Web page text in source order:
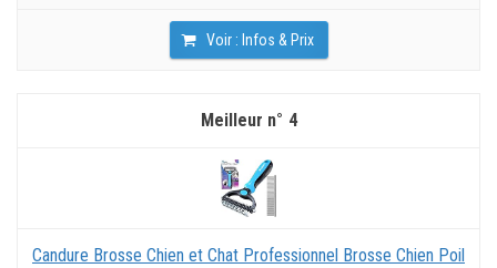
Voir : Infos & Prix
4
Candure Brosse Chien et Chat Professionnel Brosse Chien Poil